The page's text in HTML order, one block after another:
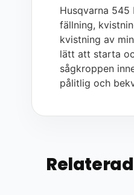
Husqvarna
fällning,
kvistning av
lätt att starta
sågkroppen
pålitlig och